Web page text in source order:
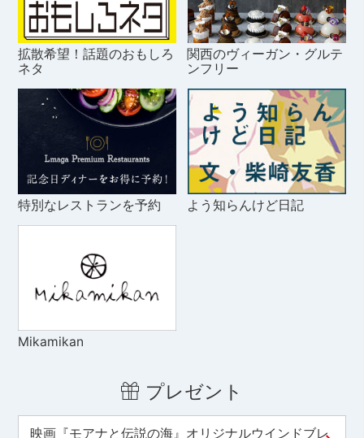
拡散希望！話題のおもしろ
ネタ
関西のヴィーガン・グルテ
ンフリー
特別なレストランを予約 よう知らんけど日記
Mikamikan
プレゼント
映画『モアナと伝説の海』オリジナルウインドブレ